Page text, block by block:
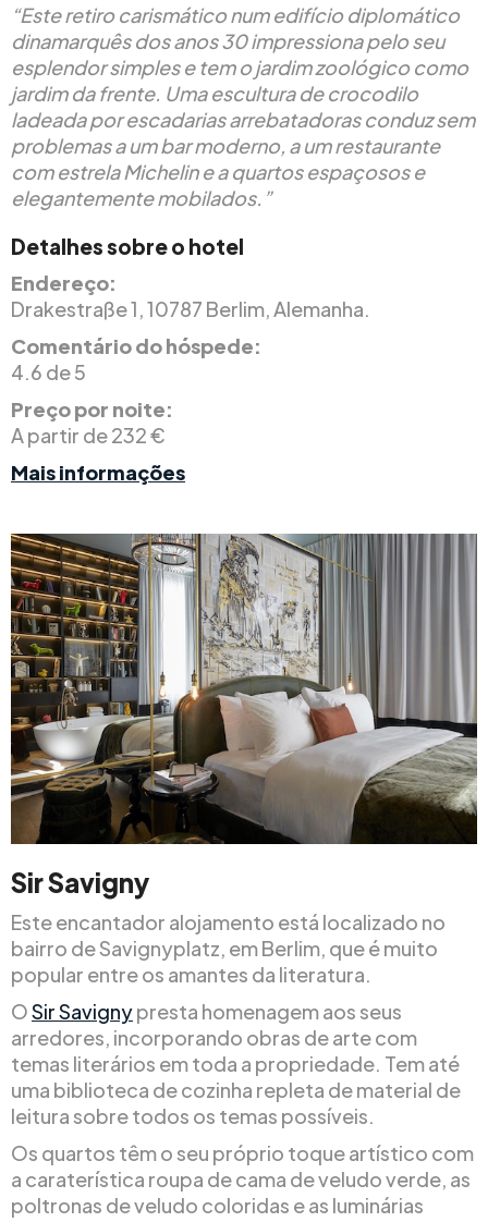
“Este retiro carismático num edifício diplomático
dinamarquês dos anos 30 impressiona pelo seu
esplendor simples e tem o jardim zoológico como
jardim da frente. Uma escultura de crocodilo
ladeada por escadarias arrebatadoras conduz sem
problemas a um bar moderno, a um restaurante
com estrela Michelin e a quartos espaçosos e
elegantemente mobilados.”
Detalhes sobre o hotel
Endereço:
Drakestraße 1, 10787 Berlim, Alemanha.
Comentário do hóspede:
4.6 de 5
Preço por noite:
A partir de 232 €
Mais informações
Sir Savigny
Este encantador alojamento está localizado no
bairro de Savignyplatz, em Berlim, que é muito
popular entre os amantes da literatura.
OSir Savignypresta homenagem aos seus
arredores, incorporando obras de arte com
temas literários em toda a propriedade. Tem até
uma biblioteca de cozinha repleta de material de
leitura sobre todos os temas possíveis.
Os quartos têm o seu próprio toque artístico com
a caraterística roupa de cama de veludo verde, as
poltronas de veludo coloridas e as luminárias